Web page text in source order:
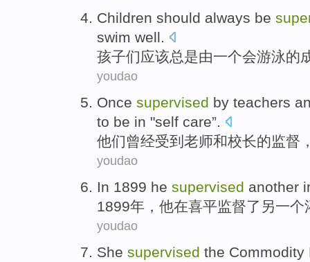
Children should always be
swim well.
孩子们应该总是由一个会游泳的
youdao
Once supervised by teachers
to be in "self care”.
他们曾经受到 老师和校长的监督
youdao
In 1899 he supervised another
1899年， 他在喜平监督了 另一个
youdao
She supervised the Commodity